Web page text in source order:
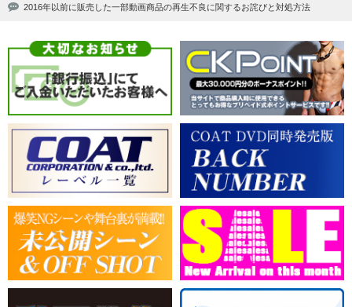
2016年以前に販売した一部動画商品の再生不良に関するお詫びと対処方法